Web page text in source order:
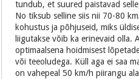
tundub, et suured paistavad
No tiksub selline siis nii 70-80
kohustus ja põhjuseid, miks
liigutakse võib ka erinevaid olla.
optimaalsena hoidmisest
või teeoludega. Küll aga ei saa
on vahepeal 50 km/h piirangu